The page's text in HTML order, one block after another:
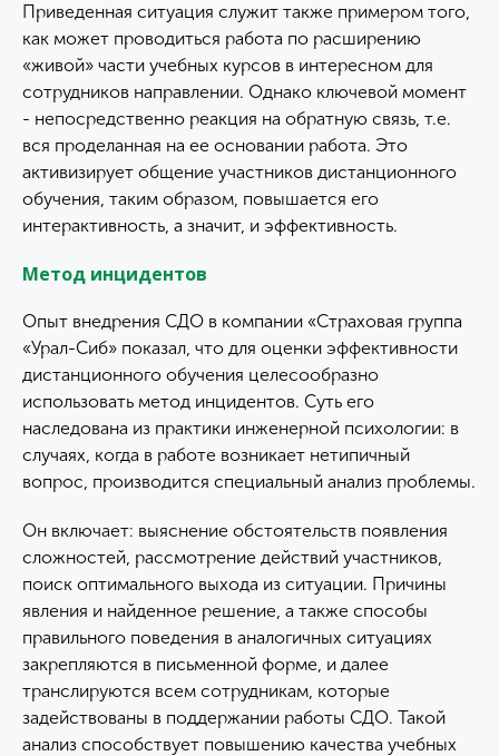
Приведенная ситуация служит также примером того,
как может проводиться работа по расширению
«живой» части учебных курсов в интересном для
сотрудников направлении. Однако ключевой момент
- непосредственно реакция на обратную связь, т.е.
вся проделанная на ее основании работа. Это
активизирует общение участников дистанционного
обучения, таким образом, повышается его
интерактивность, а значит, и эффективность.
Метод инцидентов
Опыт внедрения СДО в компании «Страховая группа
«Урал-Сиб» показал, что для оценки эффективности
дистанционного обучения целесообразно
использовать метод инцидентов. Суть его
наследована из практики инженерной психологии: в
случаях, когда в работе возникает нетипичный
вопрос, производится специальный анализ проблемы.
Он включает: выяснение обстоятельств появления
сложностей, рассмотрение действий участников,
поиск оптимального выхода из ситуации. Причины
явления и найденное решение, а также способы
правильного поведения в аналогичных ситуациях
закрепляются в письменной форме, и далее
транслируются всем сотрудникам, которые
задействованы в поддержании работы СДО. Такой
анализ способствует повышению качества учебных